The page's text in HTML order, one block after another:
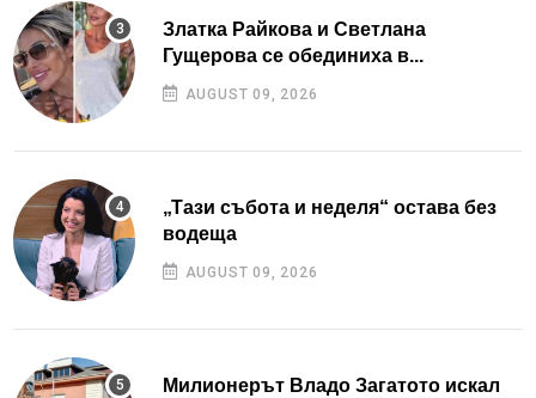
Златка Райкова и Светлана
Гущерова се обединиха в...
AUGUST 09, 2026
„Тази събота и неделя“ остава без
водеща
AUGUST 09, 2026
Милионерът Владо Загатото искал